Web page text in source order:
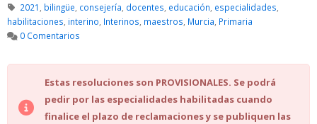
2021
bilingüe consejería docentes educación especialidades
habilitaciones, interino, Interinos, maestros, Murcia, Primaria
0 Comentarios
Estas resoluciones son PROVISIONALES. Se podrá
pedir por las especialidades habilitadas cuando
finalice el plazo de reclamaciones y se publiquen las